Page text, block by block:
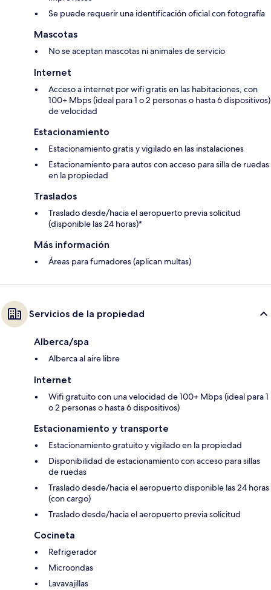
Se puede requerir una identificación oficial con fotografía
Mascotas
No se aceptan mascotas ni animales de servicio
Internet
Acceso a internet por wifi gratis en las habitaciones, con
100+ Mbps (ideal para 1 o 2 personas o hasta 6 dispositivos)
de velocidad
Estacionamiento
Estacionamiento gratis y vigilado en las instalaciones
Estacionamiento para autos con acceso para silla de ruedas
en la propiedad
Traslados
Traslado desde/hacia el aeropuerto previa solicitud
(disponible las 24 horas)*
Más información
Áreas para fumadores (aplican multas)
Servicios de la propiedad
Alberca/spa
Alberca al aire libre
Internet
Wifi gratuito con una velocidad de 100+ Mbps (ideal para 1
o 2 personas o hasta 6 dispositivos)
Estacionamiento y transporte
Estacionamiento gratuito y vigilado en la propiedad
Disponibilidad de estacionamiento con acceso para sillas
de ruedas
Traslado desde/hacia el aeropuerto disponible las 24 horas
(con cargo)
Traslado desde/hacia el aeropuerto previa solicitud
Cocineta
Refrigerador
Microondas
Lavavajillas